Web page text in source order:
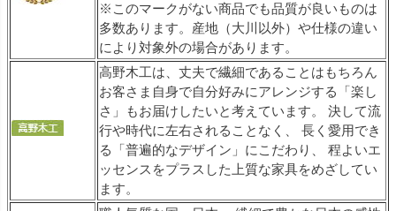
※このマークがない商品でも品質が良いものは
多数あります。産地（大川以外）や仕様の違い
により対象外の場合があります。
高野木工は、丈夫で繊細であることはもちろん
お客さま自身で自分好みにアレンジする「楽し
さ」もお届けしたいと考えています。 決して流
行や時代に左右されることなく、 長く愛用でき
る「普遍的なデザイン」にこだわり、 程よいエ
ッセンスをプラスした上質な家具をめざしてい
ます。